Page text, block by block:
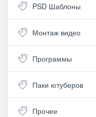
PSD Шаблоны
Монтаж видео
Программы
Паки ютуберов
Прочее